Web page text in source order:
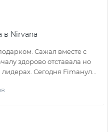
в Nirvana
Сажал вместе с
здорово отставала но
Сегодня Fimанул...